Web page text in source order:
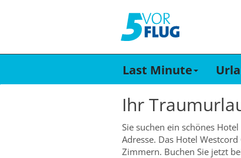
Last Minute
Ihr
Sie suchen ein schönes
Adresse. Das Hotel
Zimmern. Buchen Sie jetzt